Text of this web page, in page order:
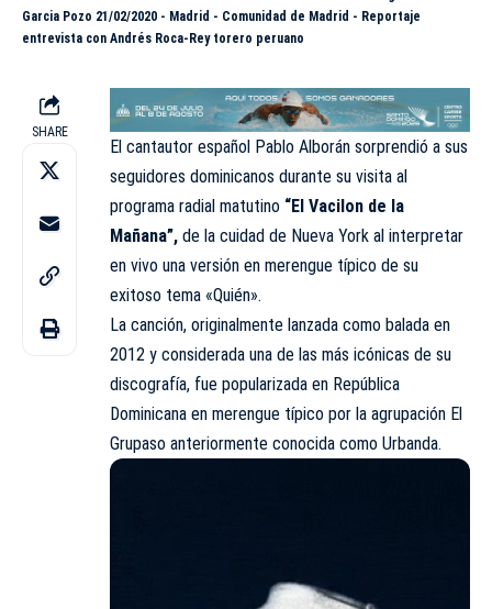
Garcia Pozo 21/02/2020 - Madrid - Comunidad de Madrid - Reportaje
entrevista con Andrés Roca-Rey torero peruano
SHARE
El cantautor español Pablo Alborán sorprendió a sus
seguidores dominicanos durante su visita al
programa radial matutino “El Vacilon de la
Mañana”, de la cuidad de Nueva York al interpretar
en vivo una versión en merengue típico de su
exitoso tema «Quién».
La canción, originalmente lanzada como balada en
2012 y considerada una de las más icónicas de su
discografía, fue popularizada en República
Dominicana en merengue típico por la agrupación El
Grupaso anteriormente conocida como Urbanda.